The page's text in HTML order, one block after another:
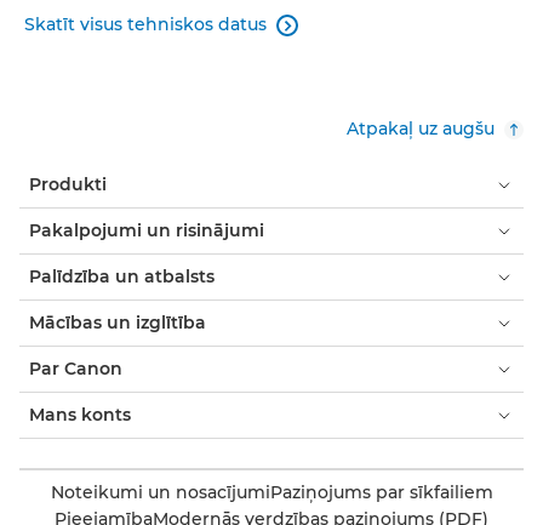
Skatīt visus tehniskos datus 
Atpakaļ uz augšu
Produkti
Pakalpojumi un risinājumi
Palīdzība un atbalsts
Mācības un izglītība
Par Canon
Mans konts
Noteikumi un nosacījumiPaziņojums par sīkfailiem
PieejamībaModernās verdzības paziņojums (PDF)